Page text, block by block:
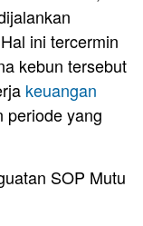
ini tercermin
kebun tersebut
keuangan
periode yang
SOP Mutu